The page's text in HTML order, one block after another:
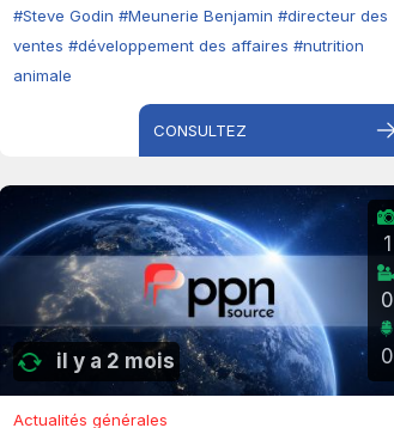
#Steve Godin #Meunerie Benjamin #directeur des
ventes #développement des affaires #nutrition
animale
CONSULTEZ
il y a 2 mois
1
0
0
Actualités générales